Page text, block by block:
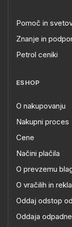
Pomoč in
Znanje in
Petrol ceniki
ESHOP
O nakupovanju
Nakupni proces
Cene
Načini plačila
O prevzemu
O vračilih in
Oddaj odstop
Oddaja